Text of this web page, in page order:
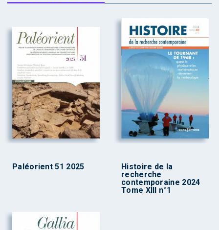
Paléorient 51 2025
Histoire de la
recherche
contemporaine 2024
Tome XIII n°1